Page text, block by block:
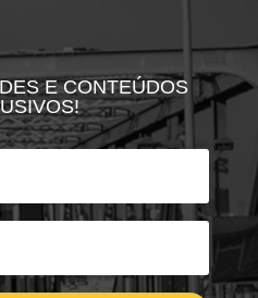
E CONTEÚDOS